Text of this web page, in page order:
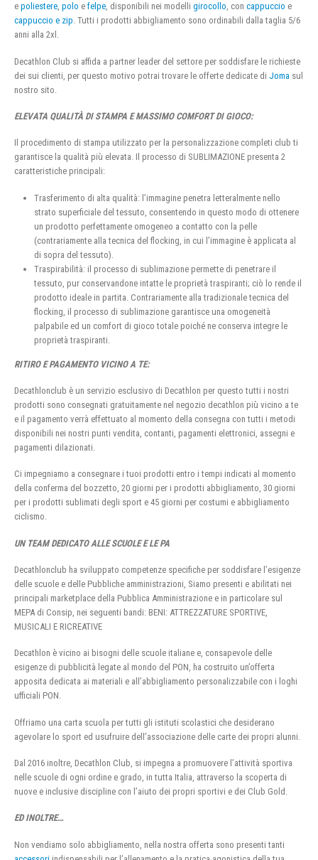
e poliestere, polo e felpe, disponibili nei modelli girocollo, con cappuccio e
cappuccio e zip. Tutti i prodotti abbigliamento sono ordinabili dalla taglia 5/6
anni alla 2xl.
Decathlon Club si affida a partner leader del settore per soddisfare le richieste
dei sui clienti, per questo motivo potrai trovare le offerte dedicate di Joma sul
nostro sito.
ELEVATA QUALITÀ DI STAMPA E MASSIMO COMFORT DI GIOCO:
Il procedimento di stampa utilizzato per la personalizzazione completi club ti
garantisce la qualità più elevata. Il processo di SUBLIMAZIONE presenta 2
caratteristiche principali:
Trasferimento di alta qualità: l’immagine penetra letteralmente nello
strato superficiale del tessuto, consentendo in questo modo di ottenere
un prodotto perfettamente omogeneo a contatto con la pelle
(contrariamente alla tecnica del flocking, in cui l’immagine è applicata al
di sopra del tessuto).
Traspirabilità: il processo di sublimazione permette di penetrare il
tessuto, pur conservandone intatte le proprietà traspiranti; ciò lo rende il
prodotto ideale in partita. Contrariamente alla tradizionale tecnica del
flocking, il processo di sublimazione garantisce una omogeneità
palpabile ed un comfort di gioco totale poiché ne conserva integre le
proprietà traspiranti.
RITIRO E PAGAMENTO VICINO A TE:
Decathlonclub è un servizio esclusivo di Decathlon per questo tutti i nostri
prodotti sono consegnati gratuitamente nel negozio decathlon più vicino a te
e il pagamento verrà effettuato al momento della consegna con tutti i metodi
disponibili nei nostri punti vendita, contanti, pagamenti elettronici, assegni e
pagamenti dilazionati.
Ci impegniamo a consegnare i tuoi prodotti entro i tempi indicati al momento
della conferma del bozzetto, 20 giorni per i prodotti abbigliamento, 30 giorni
per i prodotti sublimati degli sport e 45 giorni per costumi e abbigliamento
ciclismo.
UN TEAM DEDICATO ALLE SCUOLE E LE PA
Decathlonclub ha sviluppato competenze specifiche per soddisfare l’esigenze
delle scuole e delle Pubbliche amministrazioni, Siamo presenti e abilitati nei
principali marketplace della Pubblica Amministrazione e in particolare sul
MEPA di Consip, nei seguenti bandi: BENI: ATTREZZATURE SPORTIVE,
MUSICALI E RICREATIVE
Decathlon è vicino ai bisogni delle scuole italiane e, consapevole delle
esigenze di pubblicità legate al mondo del PON, ha costruito un’offerta
apposita dedicata ai materiali e all’abbigliamento personalizzabile con i loghi
ufficiali PON.
Offriamo una carta scuola per tutti gli istituti scolastici che desiderano
agevolare lo sport ed usufruire dell’associazione delle carte dei propri alunni.
Dal 2016 inoltre, Decathlon Club, si impegna a promuovere l’attività sportiva
nelle scuole di ogni ordine e grado, in tutta Italia, attraverso la scoperta di
nuove e inclusive discipline con l’aiuto dei propri sportivi e dei Club Gold.
ED INOLTRE…
Non vendiamo solo abbigliamento, nella nostra offerta sono presenti tanti